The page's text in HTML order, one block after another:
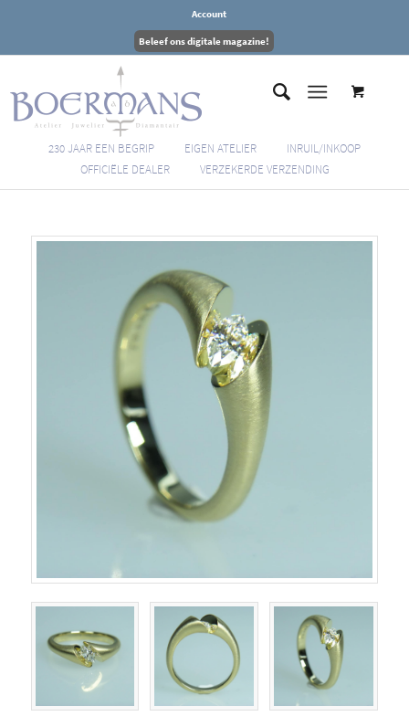
Account
Beleef ons digitale magazine!
230 JAAR EEN BEGRIP EIGEN ATELIER
INRUIL/INKOOP
OFFICIËLE DEALER
VERZEKERDE VERZENDING